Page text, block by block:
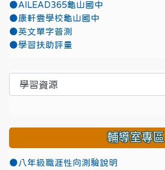
●AILEAD365龜山國中
●康軒雲學校龜山國中
●英文單字普測
●學習扶助評量
輔導室專區
●八年級職涯性向測驗說明